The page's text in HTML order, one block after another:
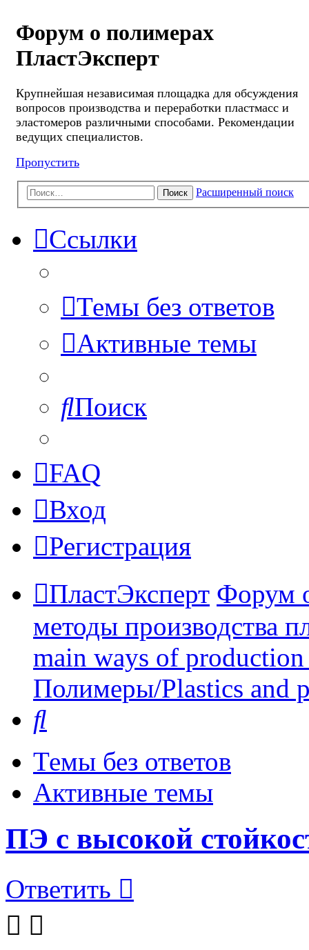
Форум о полимерах
ПластЭксперт
Крупнейшая независимая площадка для обсуждения
вопросов производства и переработки пластмасс и
эластомеров различными способами. Рекомендации
ведущих специалистов.
Пропустить
Поиск Расширенный поиск
Ссылки
Темы без ответов
Активные темы
Поиск
FAQ
Вход
Регистрация
ПластЭксперт Форум
методы производства
main ways of
Полимеры/Plastics and
Темы без ответов
Активные темы
ПЭ с высокой
Ответить